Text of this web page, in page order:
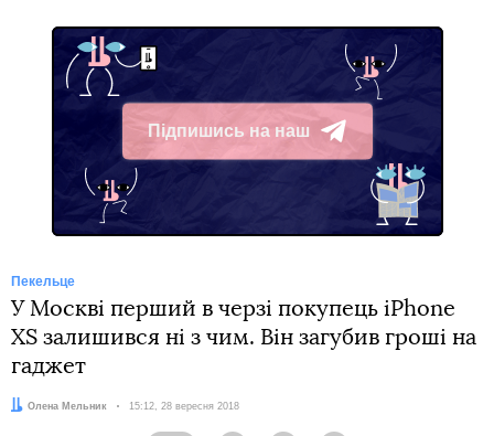
Підпишись на наш
Telegram
Пекельце
У Москві перший в черзі покупець iPhone
XS залишився ні з чим. Він загубив гроші на
гаджет
Автор:
Олена Мельник Дата:
15:12, 28 вересня 2018